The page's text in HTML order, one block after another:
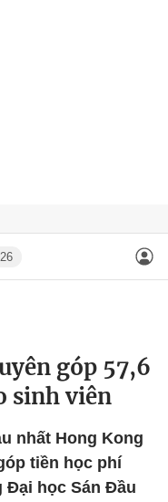
góp 57,6
sinh viên
nhất Hong Kong
tiền học phí
học Sán Đầu